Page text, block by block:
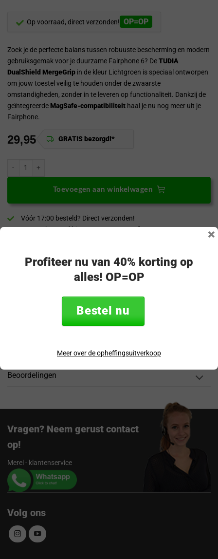
Op voorraad, direct verzonden! OP=OP
Zoek je de perfecte balans tussen robuuste bescherming en modern
gebruiksgemak voor je duurzame Fairphone 6? DeTUDIA
DualShield MergeGrip in de kleur Lichtgroen is speciaal ontworpen
om jouw toestel veilig te houden onder de zwaarste
omstandigheden, zonder in te leveren op functionaliteit. Dankzij de
geïntegreerde MagSafe-compatibiliteit haal je nu nog meer uit je
Fairphone.
GRATIS bezorgd!*
29,95
Toevoegen aan winkelwagen
Vóór 17:00 besteld? Direct verzonden!
GRATIS bezorgd binnen NL en BE vanaf €30,-*!
Productomschrijving
Verzending & retourneren
Beoordelingen
Vragen? Neem gerust contact
op!
Merel - klantenservice
Volg ons
Profiteer nu van 40% korting op
alles! OP=OP
Bestel nu
Meer over de opheffingsuitverkoop
×